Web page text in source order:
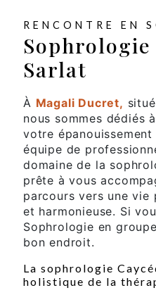
RENCONTRE EN
Sarlat
À Magali Ducret,
nous sommes dédiés
votre
équipe de
domaine de la
prête à vous
parcours vers une vie
et harmonieuse. Si
Sophrologie en
bon endroit.
La sophrologie
holistique de la